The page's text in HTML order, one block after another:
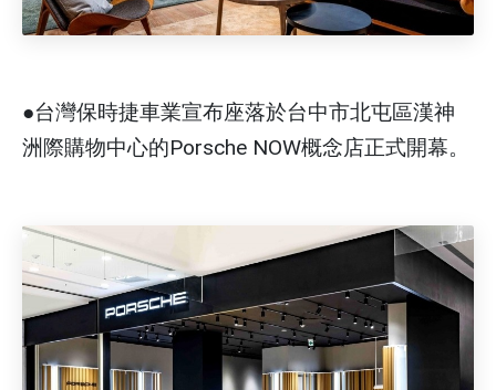
●台灣保時捷車業宣布座落於台中市北屯區漢神
洲際購物中心的Porsche NOW概念店正式開幕。